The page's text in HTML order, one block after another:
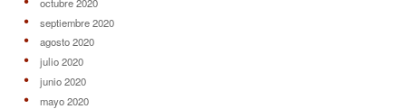
septiembre 2020
agosto 2020
julio 2020
junio 2020
mayo 2020